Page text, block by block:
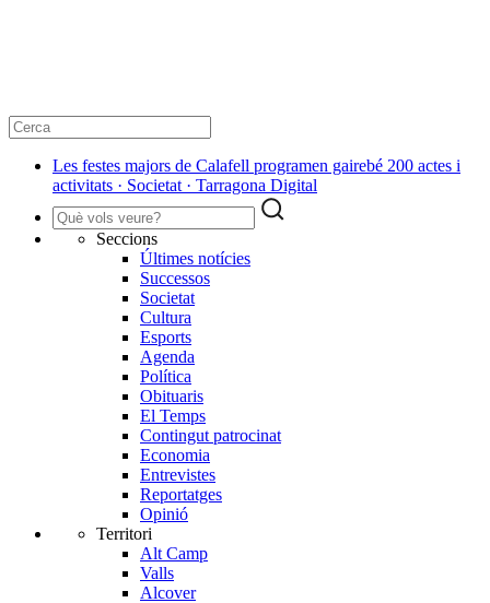
Les festes majors de Calafell programen gairebé 200 actes i
activitats · Societat · Tarragona Digital
Seccions
Últimes notícies
Successos
Societat
Cultura
Esports
Agenda
Política
Obituaris
El Temps
Contingut patrocinat
Economia
Entrevistes
Reportatges
Opinió
Territori
Alt Camp
Valls
Alcover